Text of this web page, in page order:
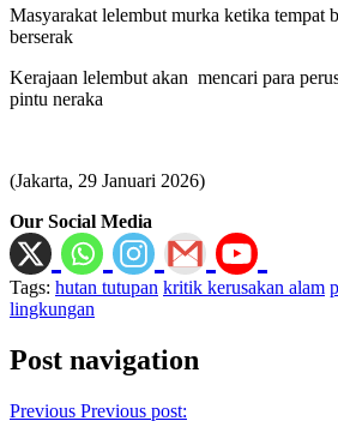
Masyarakat lelembut murka ketika tempat
berserak
Kerajaan lelembut akan mencari para
pintu neraka
(Jakarta, 29 Januari 2026)
Our Social Media
Tags: hutan tutupan kritik kerusakan alam
lingkungan
Post navigation
Previous Previous post: